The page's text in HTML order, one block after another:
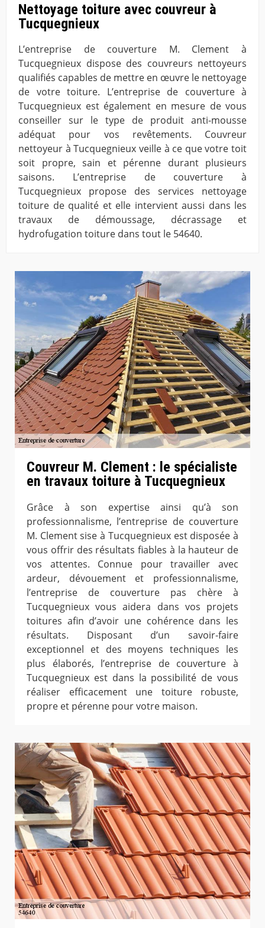
Nettoyage toiture avec couvreur à
Tucquegnieux
L’entreprise de couverture M. Clement à
Tucquegnieux dispose des couvreurs nettoyeurs
qualifiés capables de mettre en œuvre le nettoyage
de votre toiture. L’entreprise de couverture à
Tucquegnieux est également en mesure de vous
conseiller sur le type de produit anti-mousse
adéquat pour vos revêtements. Couvreur
nettoyeur à Tucquegnieux veille à ce que votre toit
soit propre, sain et pérenne durant plusieurs
saisons. L’entreprise de couverture à
Tucquegnieux propose des services nettoyage
toiture de qualité et elle intervient aussi dans les
travaux de démoussage, décrassage et
hydrofugation toiture dans tout le 54640.
Couvreur M. Clement : le spécialiste
en travaux toiture à Tucquegnieux
Grâce à son expertise ainsi qu’à son
professionnalisme, l’entreprise de couverture
M. Clement sise à Tucquegnieux est disposée à
vous offrir des résultats fiables à la hauteur de
vos attentes. Connue pour travailler avec
ardeur, dévouement et professionnalisme,
l’entreprise de couverture pas chère à
Tucquegnieux vous aidera dans vos projets
toitures afin d’avoir une cohérence dans les
résultats. Disposant d’un savoir-faire
exceptionnel et des moyens techniques les
plus élaborés, l’entreprise de couverture à
Tucquegnieux est dans la possibilité de vous
réaliser efficacement une toiture robuste,
propre et pérenne pour votre maison.